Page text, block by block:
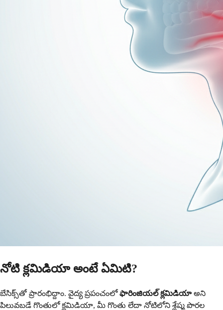
నోటి క్లమిడియా అంటే ఏమిటి?
బేసిక్స్‌తో ప్రారంభిద్దాం. వైద్య ప్రపంచంలోఫారింజియల్ క్లమిడియా అని
పిలువబడే గొంతులో క్లమిడియా, మీ గొంతు లేదా నోటిలోని శ్లేష్మ పొరల